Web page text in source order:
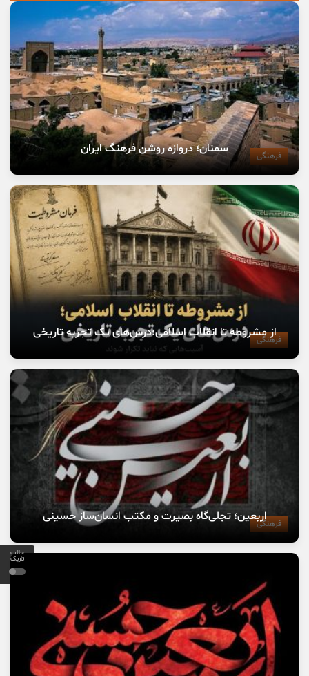
حالت
تاریک
فرهنگی سمنان؛ دروازه روشن فرهنگ ایران
فرهنگی
از مشروطه تا انقلاب اسلامی؛درس‌های یک تجربه تاریخی
فرهنگیاربعین؛ تجلی‌گاه بصیرت و مکتب انسان‌ساز حسینی